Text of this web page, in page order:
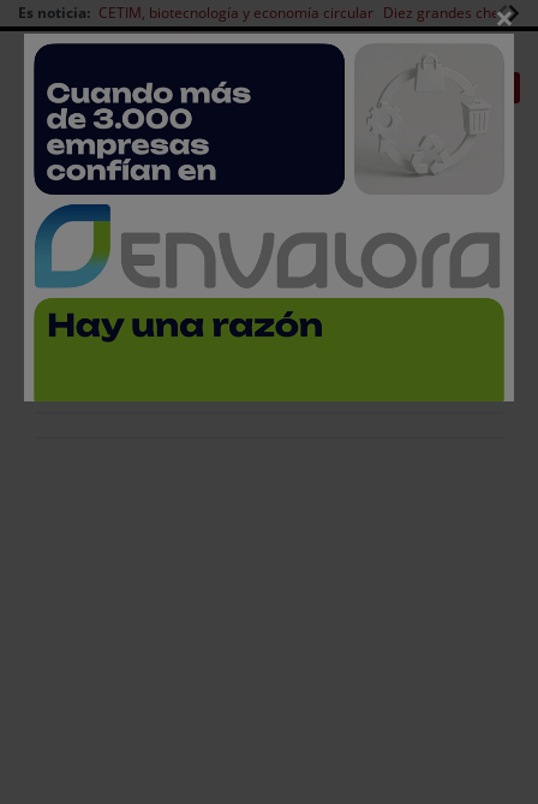
Es noticia: CETIM, biotecnología y economía circular Diez grandes chefs
Redes Sociales
Es noticia
| CANAL EMPLEO Login empresas Registro
1 de enero, 1970
×